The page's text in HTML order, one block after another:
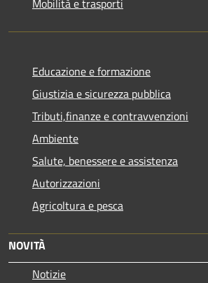
Educazione e formazione
Giustizia e sicurezza pubblica
Tributi,finanze e contravvenzioni
Ambiente
Salute, benessere e assistenza
Autorizzazioni
Agricoltura e pesca
NOVITÀ
Notizie